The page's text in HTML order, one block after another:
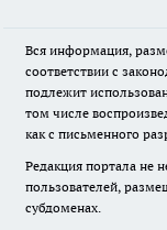
Вся информация,
соответствии с
подлежит
том числе
как с письменного
Редакция портала не
пользователей,
субдоменах.